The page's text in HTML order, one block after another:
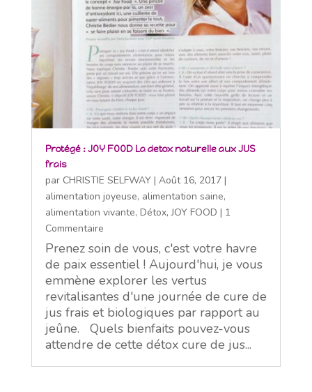
Protégé : JOY FOOD La detox naturelle aux JUS
frais
par CHRISTIE SELFWAY| Août 16, 2017|
alimentation joyeuse, alimentation saine,
alimentation vivante, Détox,JOY FOOD | 1
Commentaire
Prenez soin de vous, c'est votre havre
de paix essentiel ! Aujourd'hui, je vous
emmène explorer les vertus
revitalisantes d'une journée de cure de
jus frais et biologiques par rapport au
jeûne. Quels bienfaits pouvez-vous
attendre de cette détox cure de jus...